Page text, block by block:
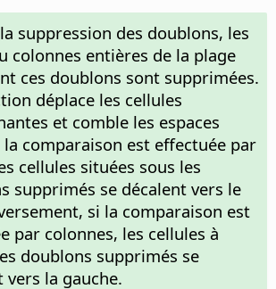
suppression des doublons, les
colonnes entières de la plage
ces doublons sont supprimées.
déplace les cellules
et comble les espaces
la comparaison est effectuée par
cellules situées sous les
supprimés se décalent vers le
si la comparaison est
par colonnes, les cellules à
doublons supprimés se
vers la gauche.